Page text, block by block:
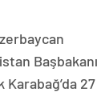
Başbakanı
Karabağ’da 27